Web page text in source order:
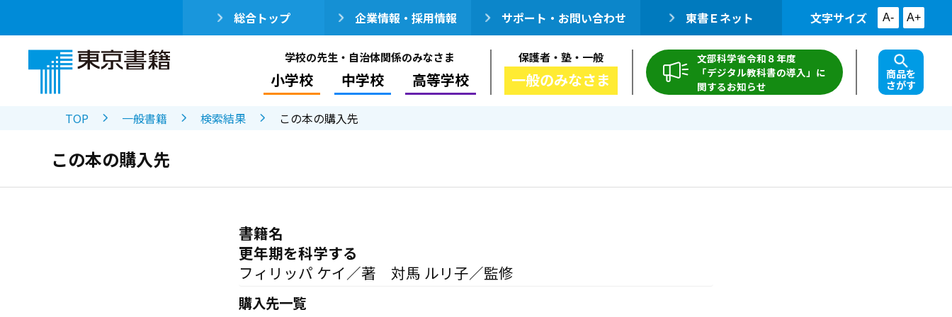
総合トップ 企業情報・採用情報 サポート・お問い合わせ 東書Ｅネット 文字サイズ A- A+
学校の先生・自治体関係のみなさま
小学校 中学校 高等学校
保護者・塾・一般
一般のみなさま
文部科学省令和８年度
「デジタル教科書の導入」に
関するお知らせ
商品を
さがす
TOP 一般書籍 検索結果 この本の購入先
この本の購入先
書籍名
更年期を科学する
フィリッパ ケイ／著 対馬 ルリ子／監修
購入先一覧